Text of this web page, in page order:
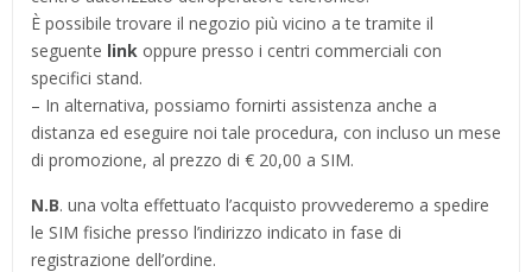
È possibile trovare il negozio più vicino a te tramite il
seguente link oppure presso i centri commerciali con
specifici stand.
– In alternativa, possiamo fornirti assistenza anche a
distanza ed eseguire noi tale procedura, con incluso un mese
di promozione, al prezzo di € 20,00 a SIM.
N.B. una volta effettuato l’acquisto provvederemo a spedire
le SIM fisiche presso l’indirizzo indicato in fase di
registrazione dell’ordine.